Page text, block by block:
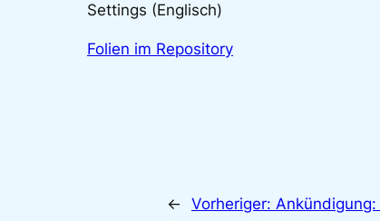
Settings (Englisch)
Folien im Repository
← Vorheriger: